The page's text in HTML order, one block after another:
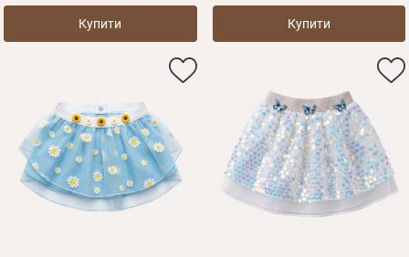
Купити Купити